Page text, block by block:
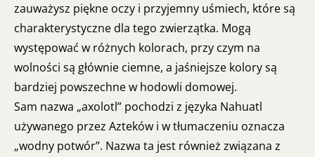
zauważysz piękne oczy i przyjemny uśmiech, które są
charakterystyczne dla tego zwierzątka. Mogą
występować w różnych kolorach, przy czym na
wolności są głównie ciemne, a jaśniejsze kolory są
bardziej powszechne w hodowli domowej.
Sam nazwa „axolotl” pochodzi z języka Nahuatl
używanego przez Azteków i w tłumaczeniu oznacza
„wodny potwór”. Nazwa ta jest również związana z